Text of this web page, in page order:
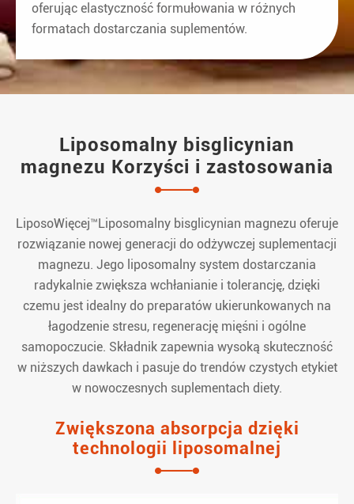
oferując elastyczność formułowania w różnych
formatach dostarczania suplementów.
Liposomalny bisglicynian
magnezu Korzyści i zastosowania
LiposoWięcej™Liposomalny bisglicynian magnezu oferuje
rozwiązanie nowej generacji do odżywczej suplementacji
magnezu. Jego liposomalny system dostarczania
radykalnie zwiększa wchłanianie i tolerancję, dzięki
czemu jest idealny do preparatów ukierunkowanych na
łagodzenie stresu, regenerację mięśni i ogólne
samopoczucie. Składnik zapewnia wysoką skuteczność
w niższych dawkach i pasuje do trendów czystych etykiet
w nowoczesnych suplementach diety.
Zwiększona absorpcja dzięki
technologii liposomalnej